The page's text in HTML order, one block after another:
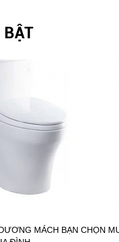
BẬT
MÁCH BẠN CHỌN